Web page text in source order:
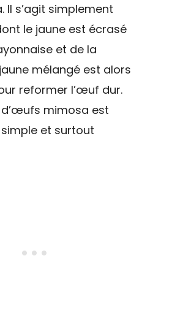
s’agit simplement
le jaune est écrasé
et de la
mélangé est alors
reformer l’œuf dur.
mimosa est
et surtout